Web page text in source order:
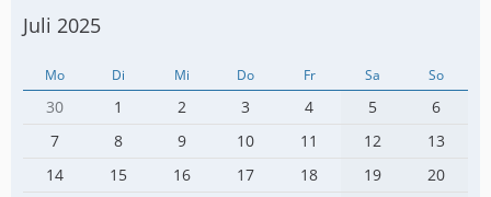
Juli 2025
Mo Di Mi Do Fr Sa So
30 1 2 3 4 5
6
7
8 9 10 11 12
13
14
15 16 17 18 19
20